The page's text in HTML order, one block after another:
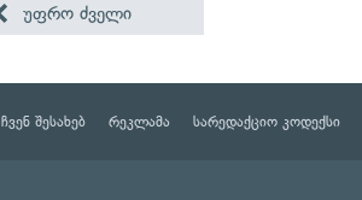
უფრო ძველი
ჩვენ შესახებ რეკლამა სარედაქციო კოდექსი